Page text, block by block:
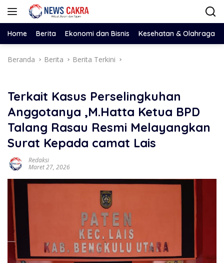
Langsung
Home Berita Ekonomi dan Bisnis Kesehatan & Olahraga
Beranda Berita Berita Terkini
Terkait Kasus Perselingkuhan
Anggotanya ,M.Hatta Ketua BPD
Talang Rasau Resmi Melayangkan
Surat Kepada camat Lais
Redaksi
Maret 27, 2026